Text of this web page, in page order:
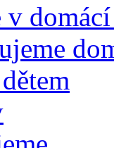
v